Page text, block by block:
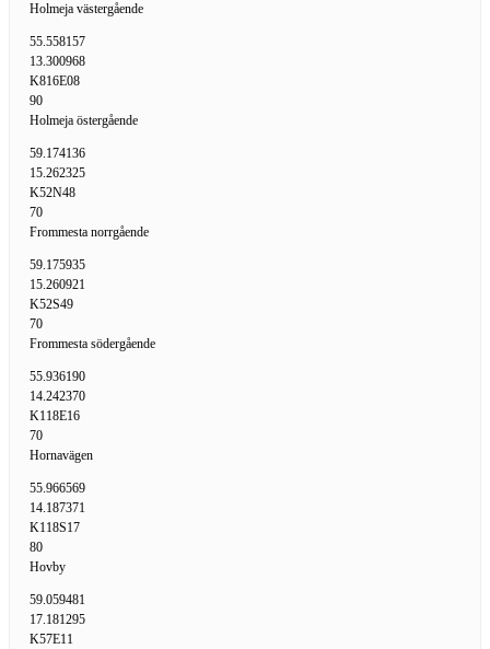
Holmeja västergående
55.558157
13.300968
K816E08
90
Holmeja östergående
59.174136
15.262325
K52N48
70
Frommesta norrgående
59.175935
15.260921
K52S49
70
Frommesta södergående
55.936190
14.242370
K118E16
70
Hornavägen
55.966569
14.187371
K118S17
80
Hovby
59.059481
17.181295
K57E11